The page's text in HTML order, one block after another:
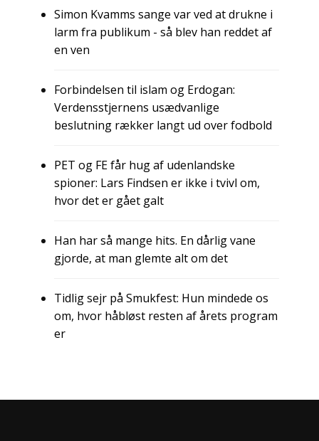
Simon Kvamms sange var ved at drukne i
larm fra publikum - så blev han reddet af
en ven
Forbindelsen til islam og Erdogan:
Verdensstjernens usædvanlige
beslutning rækker langt ud over fodbold
PET og FE får hug af udenlandske
spioner: Lars Findsen er ikke i tvivl om,
hvor det er gået galt
Han har så mange hits. En dårlig vane
gjorde, at man glemte alt om det
Tidlig sejr på Smukfest: Hun mindede os
om, hvor håbløst resten af årets program
er